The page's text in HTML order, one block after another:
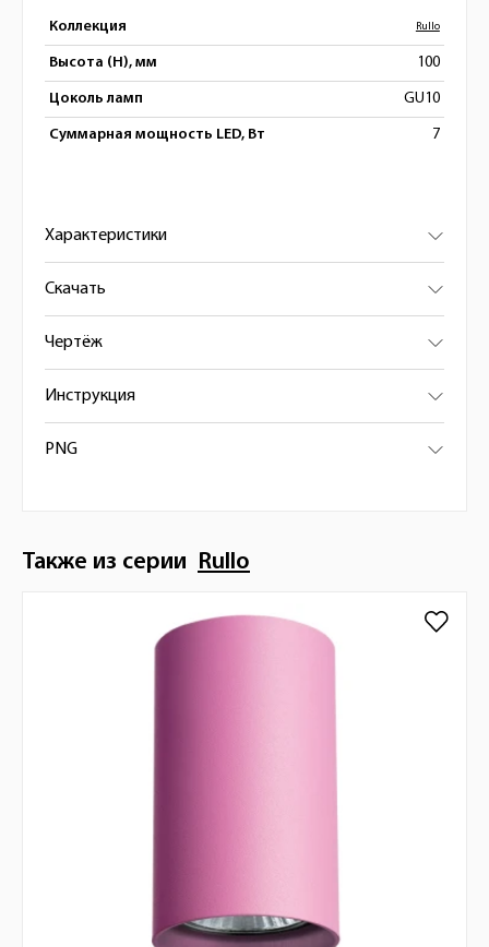
Коллекция Rullo
Высота (H), мм 100
Цоколь ламп GU10
Суммарная мощность LED, Вт 7
Характеристики
Скачать
Чертёж
Инструкция
PNG
Также из серии Rullo